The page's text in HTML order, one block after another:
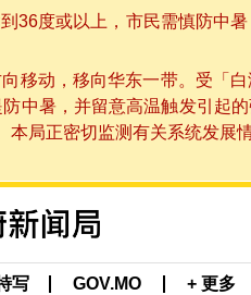
36度或以上，市民需慎防中
移动，移向华东一带。受「
暑，并留意高温触发引起
局正密切监测有关系统发展
写 GOV.MO + 更多